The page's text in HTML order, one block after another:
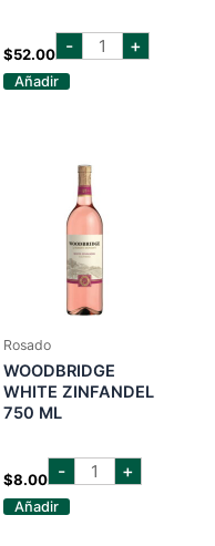
$52.00 - orin
swift
750ml
cantidad
+
Añadir
Rosado
WOODBRIDGE
WHITE ZINFANDEL
750 ML
$8.00 - woodbridge
white +
Añadir